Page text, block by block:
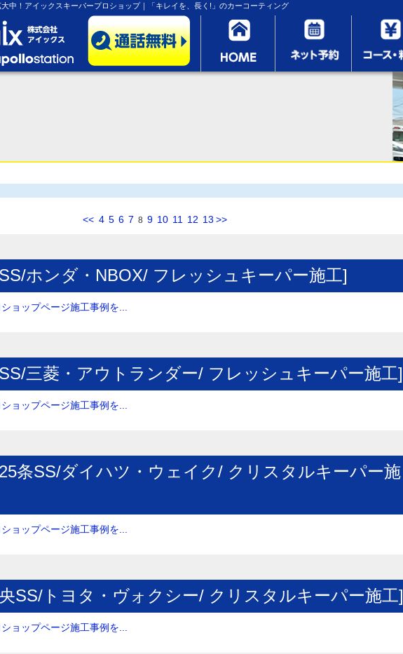
中！アイックスキーパープロショップ｜「キレイを、長く!」のカーコーティング
<< 4 5 6 7 8 9 10 11 12 13 >>
ホンダ・NBOX/ フレッシュキーパー施工]
ョップページ施工事例を...
三菱・アウトランダー/ フレッシュキーパー施工]
ョップページ施工事例を...
条SS/ダイハツ・ウェイク/ クリスタルキーパー施
ョップページ施工事例を...
SS/トヨタ・ヴォクシー/ クリスタルキーパー施工]
ョップページ施工事例を...